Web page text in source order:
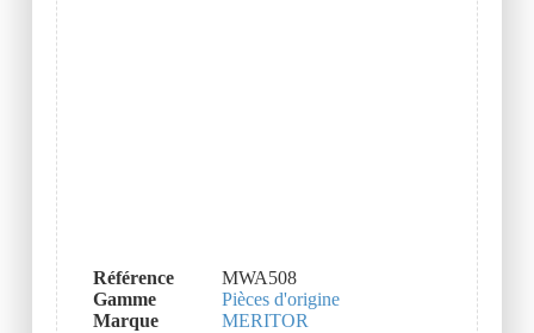
Référence
MWA508
Gamme
Pièces d'origine
Marque
MERITOR